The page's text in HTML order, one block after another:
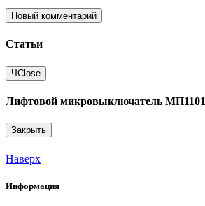
Новый комментарий
Статьи
ЧClose
Лифтовой микровыключатель МП1101
Закрыть
Наверх
Информация